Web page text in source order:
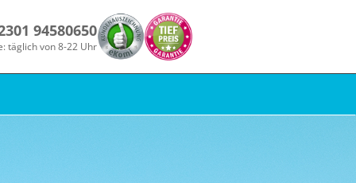
94580650
täglich von 8-22 Uhr